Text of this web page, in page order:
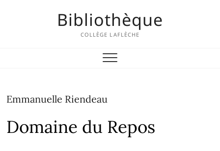
Bibliothèque
COLLÈGE LAFLÈCHE
Emmanuelle Riendeau
Domaine du Repos